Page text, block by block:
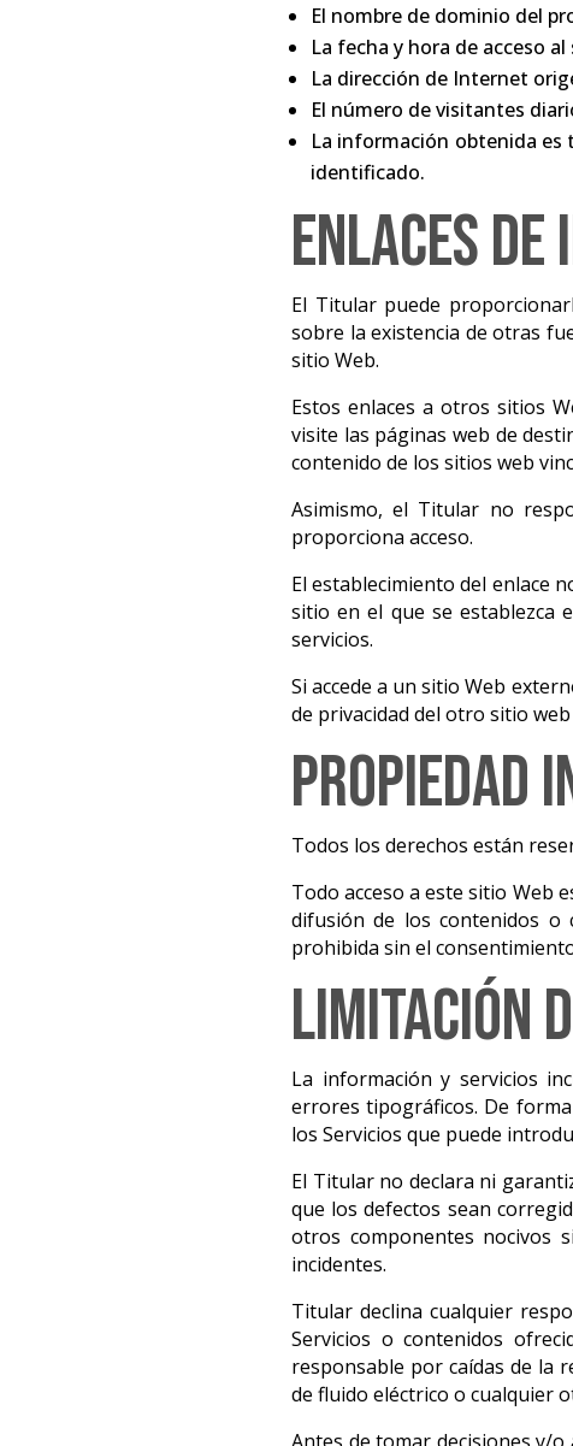
El nombre de dominio del
La fecha y hora de acceso al
La dirección de Internet
El número de visitantes
La información obtenida es
identificado.
Enlaces
El Titular puede
sobre la existencia de otras
sitio Web.
Estos enlaces a otros sitios
visite las páginas web de
contenido de los sitios web
Asimismo, el Titular no
proporciona acceso.
El establecimiento del enlace
sitio en el que se establezca
servicios.
Si accede a un sitio Web
de privacidad del otro sitio
Todos los derechos están
Todo acceso a este sitio Web
difusión de los contenidos o
prohibida sin el
Limitación
La información y servicios
errores tipográficos. De
los Servicios que puede
El Titular no declara ni
que los defectos sean
otros componentes nocivos
incidentes.
Titular declina cualquier
Servicios o contenidos
responsable por caídas de la
de fluido eléctrico o cualquier